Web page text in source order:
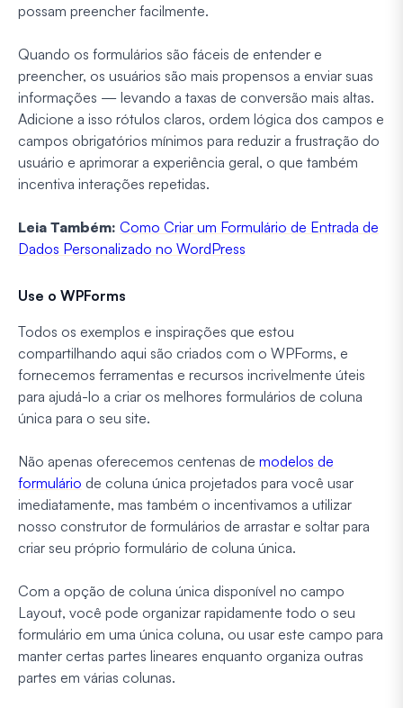
possam preencher facilmente.
Quando os formulários são fáceis de entender e
preencher, os usuários são mais propensos a enviar suas
informações — levando a taxas de conversão mais altas.
Adicione a isso rótulos claros, ordem lógica dos campos e
campos obrigatórios mínimos para reduzir a frustração do
usuário e aprimorar a experiência geral, o que também
incentiva interações repetidas.
Leia Também: Como Criar um Formulário de Entrada de
Dados Personalizado no WordPress
Use o WPForms
Todos os exemplos e inspirações que estou
compartilhando aqui são criados com o WPForms, e
fornecemos ferramentas e recursos incrivelmente úteis
para ajudá-lo a criar os melhores formulários de coluna
única para o seu site.
Não apenas oferecemos centenas de modelos de
formulário de coluna única projetados para você usar
imediatamente, mas também o incentivamos a utilizar
nosso construtor de formulários de arrastar e soltar para
criar seu próprio formulário de coluna única.
Com a opção de coluna única disponível no campo
Layout, você pode organizar rapidamente todo o seu
formulário em uma única coluna, ou usar este campo para
manter certas partes lineares enquanto organiza outras
partes em várias colunas.